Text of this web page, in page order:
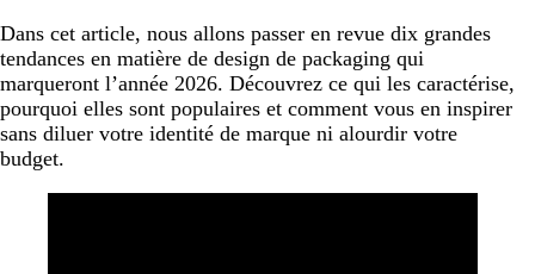
Dans cet article, nous allons passer en revue dix grandes
tendances en matière de design de packaging qui
marqueront l’année 2026. Découvrez ce qui les caractérise,
pourquoi elles sont populaires et comment vous en inspirer
sans diluer votre identité de marque ni alourdir votre
budget.
9. Packagings immersifs
10. Effet de surprise
Les tendances de packaging 2026 : l’infographie